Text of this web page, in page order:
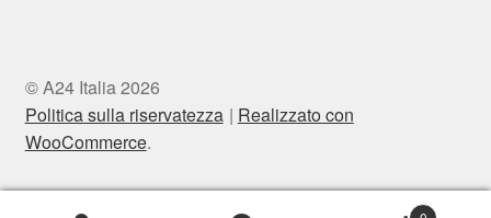
© A24 Italia 2026
Politica sulla riservatezza
Realizzato con
WooCommerce.